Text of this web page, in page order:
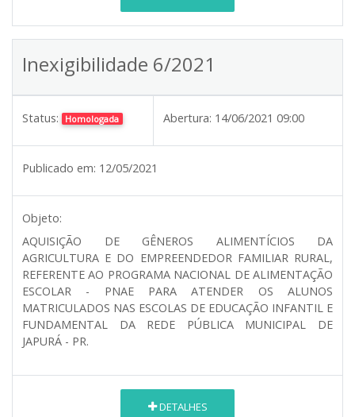
Inexigibilidade 6/2021
Status: Homologada Abertura: 14/06/2021 09:00
Publicado em: 12/05/2021
Objeto:
AQUISIÇÃO DE GÊNEROS ALIMENTÍCIOS DA
AGRICULTURA E DO EMPREENDEDOR FAMILIAR RURAL,
REFERENTE AO PROGRAMA NACIONAL DE ALIMENTAÇÃO
ESCOLAR - PNAE PARA ATENDER OS ALUNOS
MATRICULADOS NAS ESCOLAS DE EDUCAÇÃO INFANTIL E
FUNDAMENTAL DA REDE PÚBLICA MUNICIPAL DE
JAPURÁ - PR.
DETALHES